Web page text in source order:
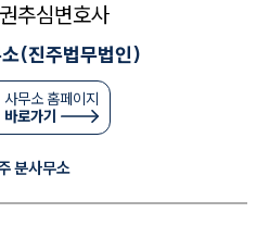
추심변호사
(진주법무법인)
사무소 홈페이지
바로가기
분사무소